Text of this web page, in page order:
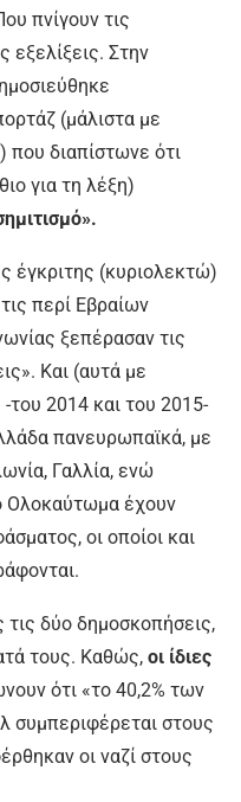
πνίγουν τις
εξελίξεις. Στην
(μάλιστα με
διαπίστωνε ότι
για τη λέξη)
έγκριτης (κυριολεκτώ)
περί Εβραίων
ξεπέρασαν τις
Και (αυτά με
2014 και του 2015-
πανευρωπαϊκά, με
Γαλλία, ενώ
Ολοκαύτωμα έχουν
οι οποίοι και
τις δύο δημοσκοπήσεις,
τους. Καθώς, οι ίδιες
ότι «το 40,2% των
συμπεριφέρεται στους
οι ναζί στους